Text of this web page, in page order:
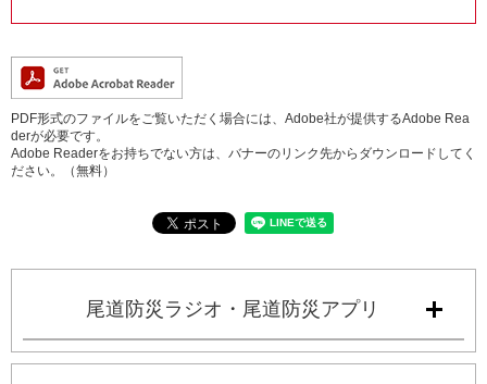
PDF形式のファイルをご覧いただく場合には、Adobe社が提供するAdobe Rea
derが必要です。
Adobe Readerをお持ちでない方は、バナーのリンク先からダウンロードしてく
ださい。（無料）
尾道防災ラジオ・尾道防災アプリ